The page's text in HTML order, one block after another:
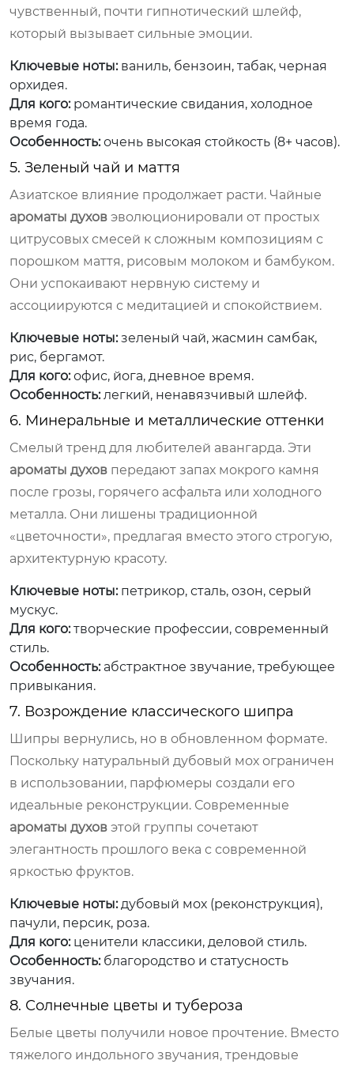
чувственный, почти гипнотический шлейф,
который вызывает сильные эмоции.
Ключевые ноты:ваниль, бензоин, табак, черная
орхидея.
Для кого:романтические свидания, холодное
время года.
Особенность:очень высокая стойкость (8+ часов).
5. Зеленый чай и маття
Азиатское влияние продолжает расти. Чайные
ароматы духов эволюционировали от простых
цитрусовых смесей к сложным композициям с
порошком маття, рисовым молоком и бамбуком.
Они успокаивают нервную систему и
ассоциируются с медитацией и спокойствием.
Ключевые ноты:зеленый чай, жасмин самбак,
рис, бергамот.
Для кого:офис, йога, дневное время.
Особенность:легкий, ненавязчивый шлейф.
6. Минеральные и металлические оттенки
Смелый тренд для любителей авангарда. Эти
ароматы духов передают запах мокрого камня
после грозы, горячего асфальта или холодного
металла. Они лишены традиционной
«цветочности», предлагая вместо этого строгую,
архитектурную красоту.
Ключевые ноты:петрикор, сталь, озон, серый
мускус.
Для кого:творческие профессии, современный
стиль.
Особенность:абстрактное звучание, требующее
привыкания.
7. Возрождение классического шипра
Шипры вернулись, но в обновленном формате.
Поскольку натуральный дубовый мох ограничен
в использовании, парфюмеры создали его
идеальные реконструкции. Современные
ароматы духов этой группы сочетают
элегантность прошлого века с современной
яркостью фруктов.
Ключевые ноты:дубовый мох (реконструкция),
пачули, персик, роза.
Для кого:ценители классики, деловой стиль.
Особенность:благородство и статусность
звучания.
8. Солнечные цветы и тубероза
Белые цветы получили новое прочтение. Вместо
тяжелого индольного звучания, трендовые